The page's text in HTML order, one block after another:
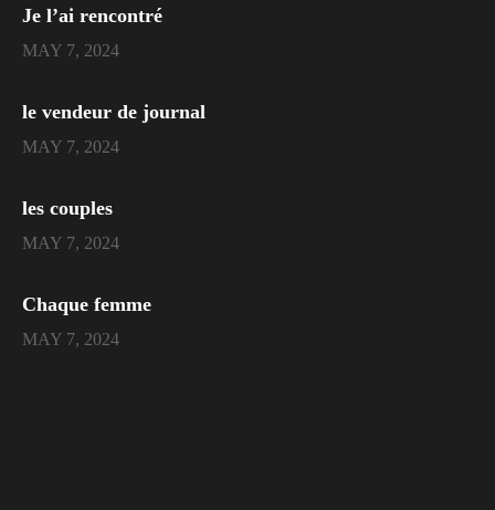
Je l’ai rencontré
MAY 7, 2024
le vendeur de journal
MAY 7, 2024
les couples
MAY 7, 2024
Chaque femme
MAY 7, 2024